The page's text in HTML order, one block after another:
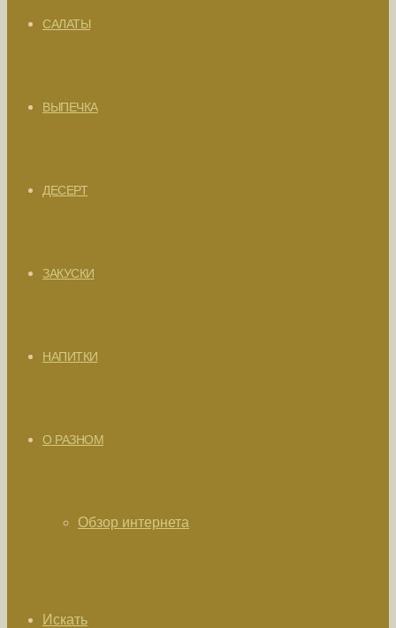
САЛАТЫ
ВЫПЕЧКА
ДЕСЕРТ
ЗАКУСКИ
НАПИТКИ
О РАЗНОМ
Обзор интернета
Искать